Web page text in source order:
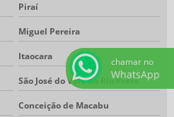
Piraí
Miguel Pereira
Itaocara
São José do Vale do Rio Preto
Conceição de Macabu
chamar no
WhatsApp